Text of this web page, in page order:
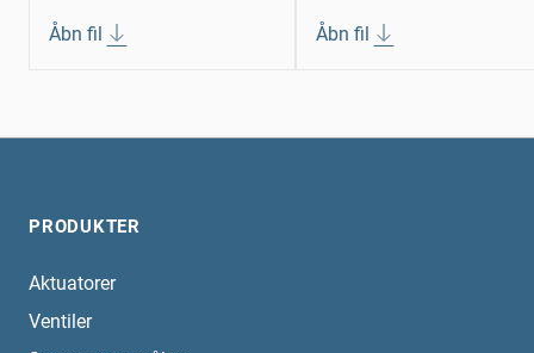
Åbn fil Åbn fil
PRODUKTER
Aktuatorer
Ventiler